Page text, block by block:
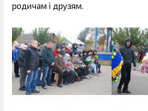
родичам і друзям.